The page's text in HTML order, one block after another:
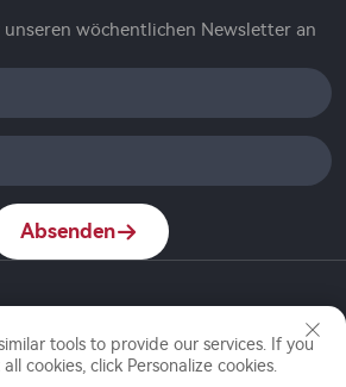
unseren wöchentlichen Newsletter an
Absenden
Chemical Co., Ltd. Alle
tools to provide our services. If you
cookies, click Personalize cookies.